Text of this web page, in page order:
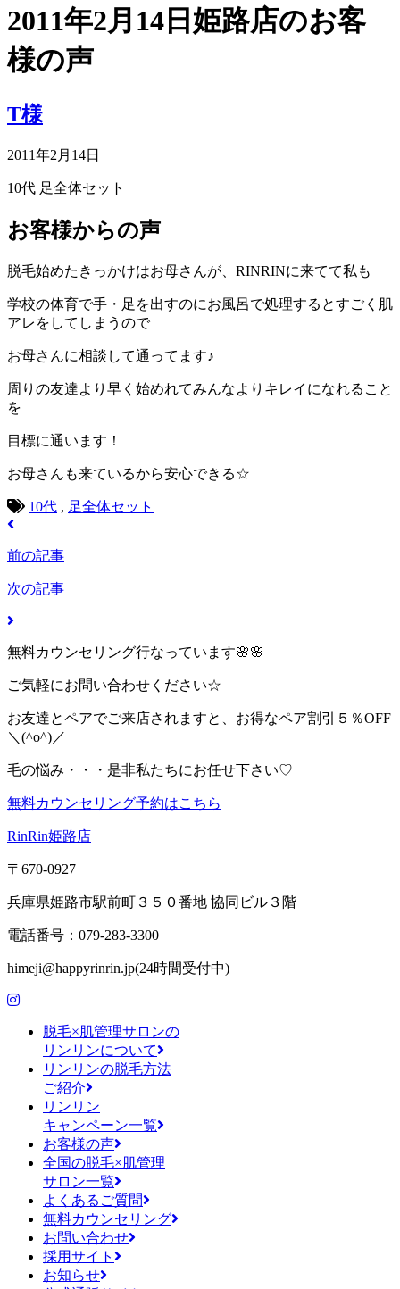
2011年2月14日姫路店のお客
様の声
T様
2011年2月14日
10代 足全体セット
お客様からの声
脱毛始めたきっかけはお母さんが、RINRINに来てて私も
学校の体育で手・足を出すのにお風呂で処理するとすごく肌
アレをしてしまうので
お母さんに相談して通ってます♪
周りの友達より早く始めれてみんなよりキレイになれること
を
目標に通います！
お母さんも来ているから安心できる☆
10代 , 足全体セット
前の記事
次の記事
無料カウンセリング行なっています🌸🌸
ご気軽にお問い合わせください☆
お友達とペアでご来店されますと、お得なペア割引５％OFF
＼(^o^)／
毛の悩み・・・是非私たちにお任せ下さい♡
無料カウンセリング予約はこちら
RinRin姫路店
〒670-0927
兵庫県姫路市駅前町３５０番地 協同ビル３階
電話番号：079-283-3300
himeji@happyrinrin.jp(24時間受付中)
脱毛×肌管理サロンの
リンリンについて
リンリンの脱毛方法
ご紹介
リンリン
キャンペーン一覧
お客様の声
全国の脱毛×肌管理
サロン一覧
よくあるご質問
無料カウンセリング
お問い合わせ
採用サイト
お知らせ